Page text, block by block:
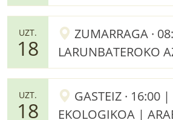
UZT.
18
ZUMARRAGA ·
LARUNBATEROKO
UZT.
18
GASTEIZ · 16:00
EKOLOGIKOA |